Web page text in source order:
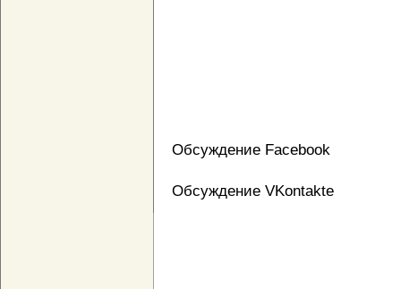
Обсуждение Facebook
Обсуждение VKontakte